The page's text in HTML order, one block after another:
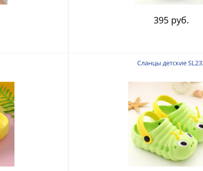
395 руб.
Сланцы детские